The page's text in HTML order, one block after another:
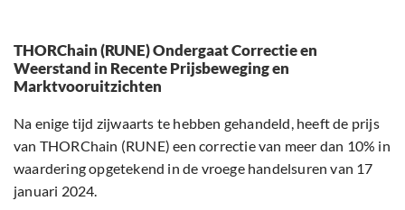
THORChain (RUNE) Ondergaat Correctie en
Weerstand in Recente Prijsbeweging en
Marktvooruitzichten
Na enige tijd zijwaarts te hebben gehandeld, heeft de prijs
van THORChain (RUNE) een correctie van meer dan 10% in
waardering opgetekend in de vroege handelsuren van 17
januari 2024.